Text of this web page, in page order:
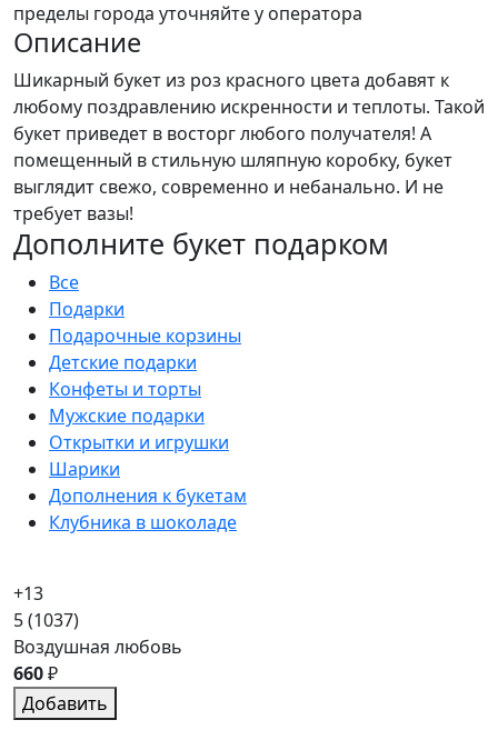
пределы города уточняйте у оператора
Описание
Шикарный букет из роз красного цвета добавят к
любому поздравлению искренности и теплоты. Такой
букет приведет в восторг любого получателя! А
помещенный в стильную шляпную коробку, букет
выглядит свежо, современно и небанально. И не
требует вазы!
Дополните букет подарком
Все
Подарки
Подарочные корзины
Детские подарки
Конфеты и торты
Мужские подарки
Открытки и игрушки
Шарики
Дополнения к букетам
Клубника в шоколаде
+13
5(1037)
Воздушная любовь
660₽
Добавить